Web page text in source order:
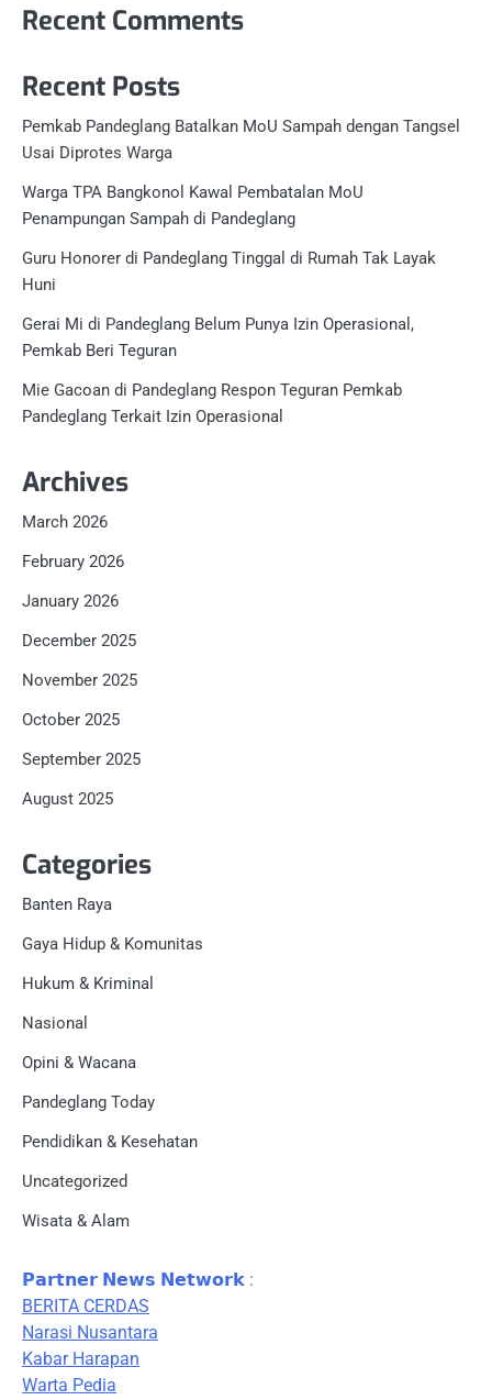
Recent Comments
Recent Posts
Pemkab Pandeglang Batalkan MoU Sampah dengan Tangsel
Usai Diprotes Warga
Warga TPA Bangkonol Kawal Pembatalan MoU
Penampungan Sampah di Pandeglang
Guru Honorer di Pandeglang Tinggal di Rumah Tak Layak
Huni
Gerai Mi di Pandeglang Belum Punya Izin Operasional,
Pemkab Beri Teguran
Mie Gacoan di Pandeglang Respon Teguran Pemkab
Pandeglang Terkait Izin Operasional
Archives
March 2026
February 2026
January 2026
December 2025
November 2025
October 2025
September 2025
August 2025
Categories
Banten Raya
Gaya Hidup & Komunitas
Hukum & Kriminal
Nasional
Opini & Wacana
Pandeglang Today
Pendidikan & Kesehatan
Uncategorized
Wisata & Alam
𝗣𝗮𝗿𝘁𝗻𝗲𝗿 𝗡𝗲𝘄𝘀 𝗡𝗲𝘁𝘄𝗼𝗿𝗸 :
BERITA CERDAS
Narasi Nusantara
Kabar Harapan
Warta Pedia